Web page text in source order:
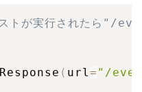
トが実行されたら"/
( url = "/